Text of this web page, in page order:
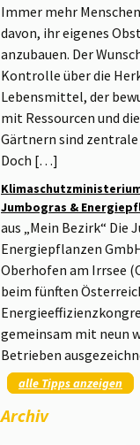
Immer mehr
davon, ihr eigenes
anzubauen. Der
Kontrolle über die
Lebensmittel, der
mit Ressourcen und
Gärtnern sind zentrale
Doch […]
Jumbogras &
aus „Mein Bezirk“ Die
Energiepflanzen
Oberhofen am Irrsee
beim fünften
gemeinsam mit neun
Betrieben
alle Tipps anzeigen
Archiv